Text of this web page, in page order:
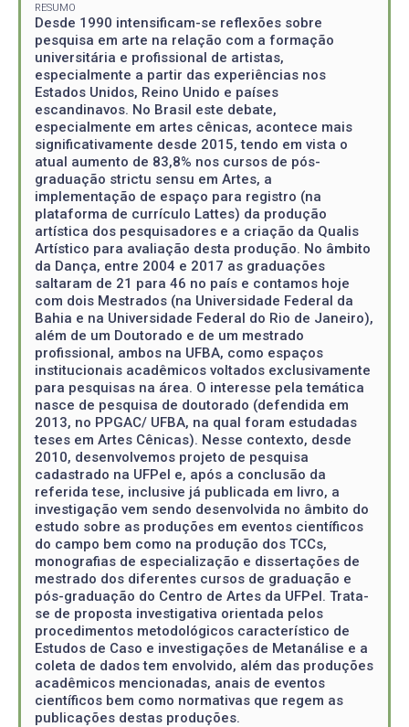
RESUMO
Desde 1990 intensificam-se reflexões sobre
pesquisa em arte na relação com a formação
universitária e profissional de artistas,
especialmente a partir das experiências nos
Estados Unidos, Reino Unido e países
escandinavos. No Brasil este debate,
especialmente em artes cênicas, acontece mais
significativamente desde 2015, tendo em vista o
atual aumento de 83,8% nos cursos de pós-
graduação strictu sensu em Artes, a
implementação de espaço para registro (na
plataforma de currículo Lattes) da produção
artística dos pesquisadores e a criação da Qualis
Artístico para avaliação desta produção. No âmbito
da Dança, entre 2004 e 2017 as graduações
saltaram de 21 para 46 no país e contamos hoje
com dois Mestrados (na Universidade Federal da
Bahia e na Universidade Federal do Rio de Janeiro),
além de um Doutorado e de um mestrado
profissional, ambos na UFBA, como espaços
institucionais acadêmicos voltados exclusivamente
para pesquisas na área. O interesse pela temática
nasce de pesquisa de doutorado (defendida em
2013, no PPGAC/ UFBA, na qual foram estudadas
teses em Artes Cênicas). Nesse contexto, desde
2010, desenvolvemos projeto de pesquisa
cadastrado na UFPel e, após a conclusão da
referida tese, inclusive já publicada em livro, a
investigação vem sendo desenvolvida no âmbito do
estudo sobre as produções em eventos científicos
do campo bem como na produção dos TCCs,
monografias de especialização e dissertações de
mestrado dos diferentes cursos de graduação e
pós-graduação do Centro de Artes da UFPel. Trata-
se de proposta investigativa orientada pelos
procedimentos metodológicos característico de
Estudos de Caso e investigações de Metanálise e a
coleta de dados tem envolvido, além das produções
acadêmicos mencionadas, anais de eventos
científicos bem como normativas que regem as
publicações destas produções.